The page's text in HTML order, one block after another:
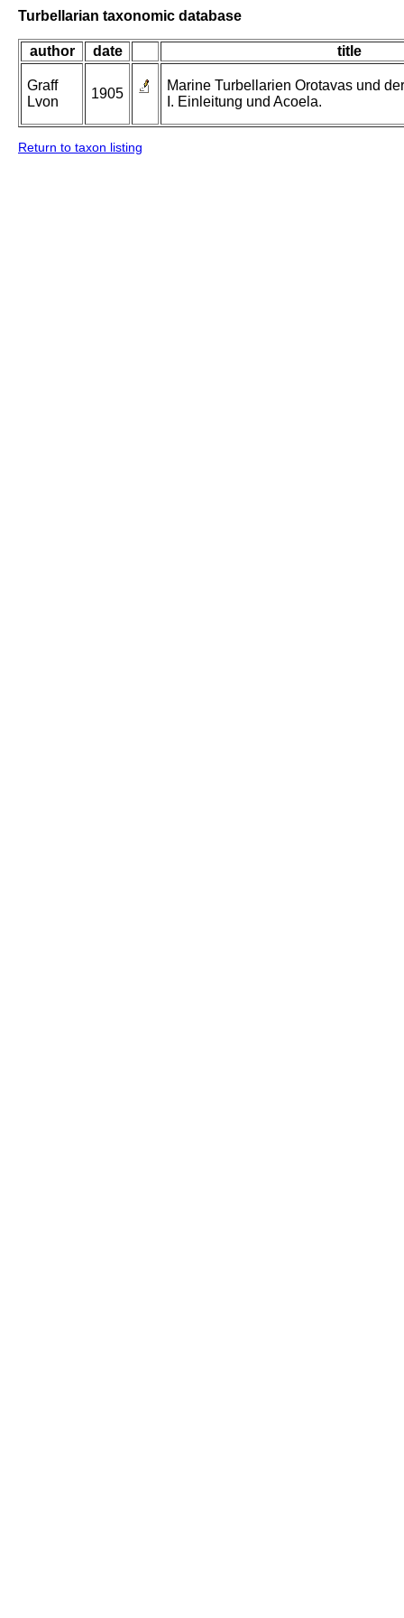
Turbellarian taxonomic database
author date title
Graff
Lvon
1905
Marine Turbellarien Orotavas und
I. Einleitung und Acoela.
Return to taxon listing